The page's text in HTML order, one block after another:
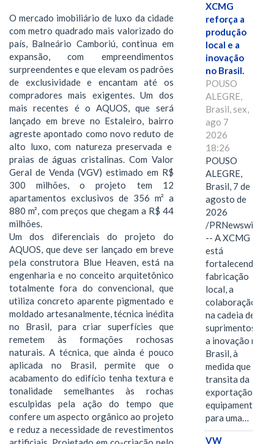
O mercado imobiliário de luxo da cidade
com metro quadrado mais valorizado do
país, Balneário Camboriú, continua em
expansão, com empreendimentos
surpreendentes e que elevam os padrões
de exclusividade e encantam até os
compradores mais exigentes. Um dos
mais recentes é o AQUOS, que será
lançado em breve no Estaleiro, bairro
agreste apontado como novo reduto de
alto luxo, com natureza preservada e
praias de águas cristalinas. Com Valor
Geral de Venda (VGV) estimado em R$
300 milhões, o projeto tem 12
apartamentos exclusivos de 356 m² a
880 m², com preços que chegam a R$ 44
milhões.
Um dos diferenciais do projeto do
AQUOS, que deve ser lançado em breve
pela construtora Blue Heaven, está na
engenharia e no conceito arquitetônico
totalmente fora do convencional, que
utiliza concreto aparente pigmentado e
moldado artesanalmente, técnica inédita
no Brasil, para criar superfícies que
remetem às formações rochosas
naturais. A técnica, que ainda é pouco
aplicada no Brasil, permite que o
acabamento do edifício tenha textura e
tonalidade semelhantes às rochas
esculpidas pela ação do tempo que
confere um aspecto orgânico ao projeto
e reduz a necessidade de revestimentos
XCMG
reforça a
produção
local e a
inovação
no Brasil.
POUSO
ALEGRE,
Brasil, sex,
ago 7
2026
18:26
POUSO
ALEGRE,
Brasil, 7 de
agosto de
2026
/PRNewswire/
-- A XCMG
está
fortalecendo a
fabricação
local, a
colaboração
na cadeia de
suprimentos e
a inovação no
Brasil, à
medida que
transita da
exportação de
equipamentos
para uma…
VW